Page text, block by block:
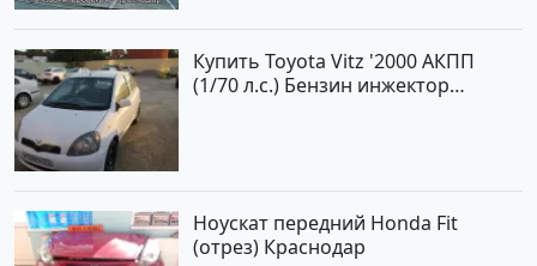
Купить Toyota Vitz '2000 АКПП
(1/70 л.с.) Бензин инжектор
Ноускат передний Honda Fit
(отрез) Краснодар